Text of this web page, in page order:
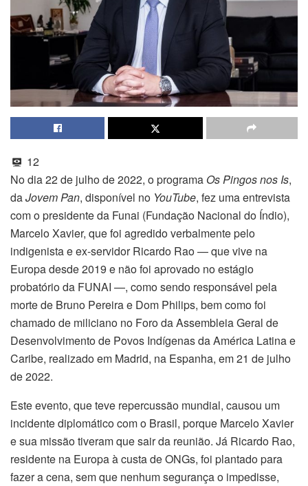
12
No dia 22 de julho de 2022, o programa Os Pingos nos Is,
daJovem Pan, disponível no YouTube, fez uma entrevista
com o presidente da Funai (Fundação Nacional do Índio),
Marcelo Xavier, que foi agredido verbalmente pelo
indigenista e ex-servidor Ricardo Rao — que vive na
Europa desde 2019 e não foi aprovado no estágio
probatório da FUNAI —, como sendo responsável pela
morte de Bruno Pereira e Dom Philips, bem como foi
chamado de miliciano no Foro da Assembleia Geral de
Desenvolvimento de Povos Indígenas da América Latina e
Caribe, realizado em Madrid, na Espanha, em 21 de julho
de 2022.
Este evento, que teve repercussão mundial, causou um
incidente diplomático com o Brasil, porque Marcelo Xavier
e sua missão tiveram que sair da reunião. Já Ricardo Rao,
residente na Europa à custa de ONGs, foi plantado para
fazer a cena, sem que nenhum segurança o impedisse,